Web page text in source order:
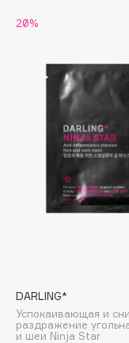
20%
DARLING*
Успокаивающая и
раздражение
и шеи Ninja Star